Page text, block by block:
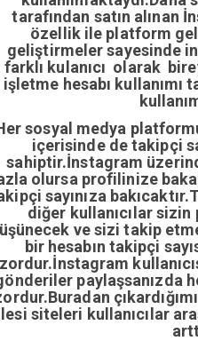
tarafından satın alınan
özellik ile platform
geliştirmeler sayesinde
farklı kulanıcı olarak
işletme hesabı kullanımı
sosyal medya
içerisinde de takipçi
sahiptir.İnstagram
olursa profilinize
sayınıza
diğer kullanıcılar
ve sizi takip
bir hesabın takipçi
paylaşsanızda
siteleri kullanıcılar